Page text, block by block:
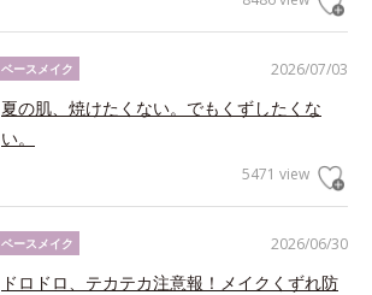
2026/07/03
ベースメイク
夏の肌、焼けたくない。でもくずしたくな
い。
5471 view
2026/06/30
ベースメイク
ドロドロ、テカテカ注意報！メイクくずれ防